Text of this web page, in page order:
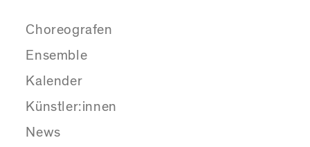
Choreografen
Ensemble
Kalender
Künstler:innen
News